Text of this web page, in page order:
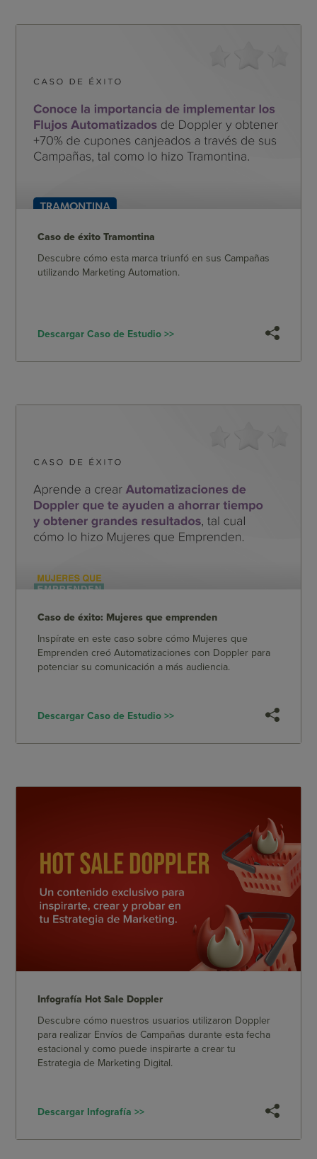
Caso de éxito Tramontina
Descubre cómo esta marca triunfó en sus Campañas
utilizando Marketing Automation.
Descargar Caso de Estudio >>
Caso de éxito: Mujeres que emprenden
Inspírate en este caso sobre cómo Mujeres que
Emprenden creó Automatizaciones con Doppler para
potenciar su comunicación a más audiencia.
Descargar Caso de Estudio >>
Infografía Hot Sale Doppler
Descubre cómo nuestros usuarios utilizaron Doppler
para realizar Envíos de Campañas durante esta fecha
estacional y como puede inspirarte a crear tu
Estrategia de Marketing Digital.
Descargar Infografía >>